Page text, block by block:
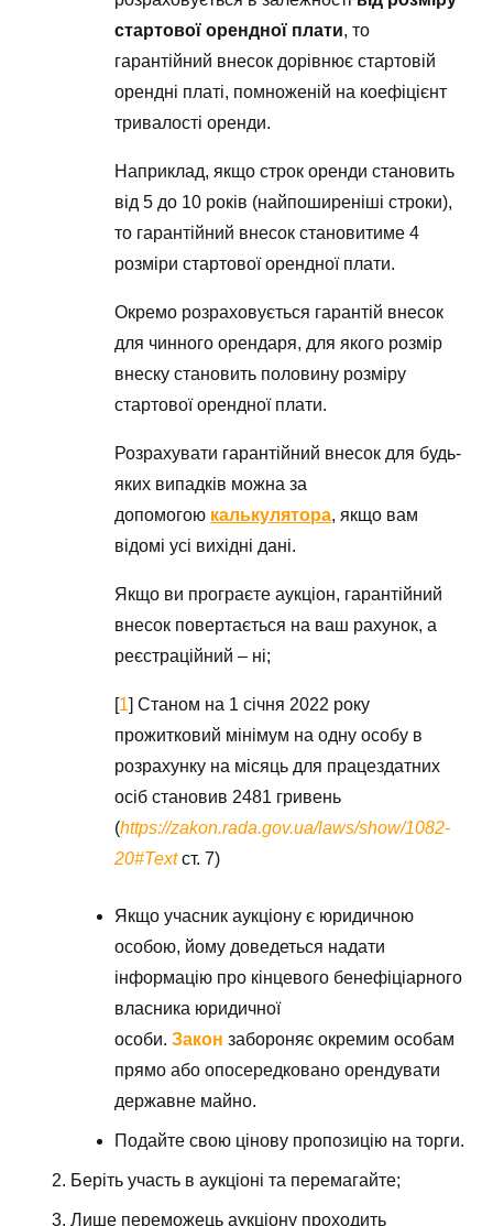
стартової орендної плати, то
гарантійний внесок дорівнює стартовій
орендні платі, помноженій на коефіцієнт
тривалості оренди.
Наприклад, якщо строк оренди становить
від 5 до 10 років (найпоширеніші строки),
то гарантійний внесок становитиме 4
розміри стартової орендної плати.
Окремо розраховується гарантій внесок
для чинного орендаря, для якого розмір
внеску становить половину розміру
стартової орендної плати.
Розрахувати гарантійний внесок для будь-
яких випадків можна за
допомогою калькулятора, якщо вам
відомі усі вихідні дані.
Якщо ви програєте аукціон, гарантійний
внесок повертається на ваш рахунок, а
реєстраційний – ні;
[1] Станом на 1 січня 2022 року
прожитковий мінімум на одну особу в
розрахунку на місяць для працездатних
осіб становив 2481 гривень
(https://zakon.rada.gov.ua/laws/show/1082-
20#Textст. 7)
Якщо учасник аукціону є юридичною
особою, йому доведеться надати
інформацію про кінцевого бенефіціарного
власника юридичної
особи. Закон забороняє окремим особам
прямо або опосередковано орендувати
державне майно.
Подайте свою цінову пропозицію на торги.
Беріть участь в аукціоні та перемагайте;
Лише переможець аукціону проходить